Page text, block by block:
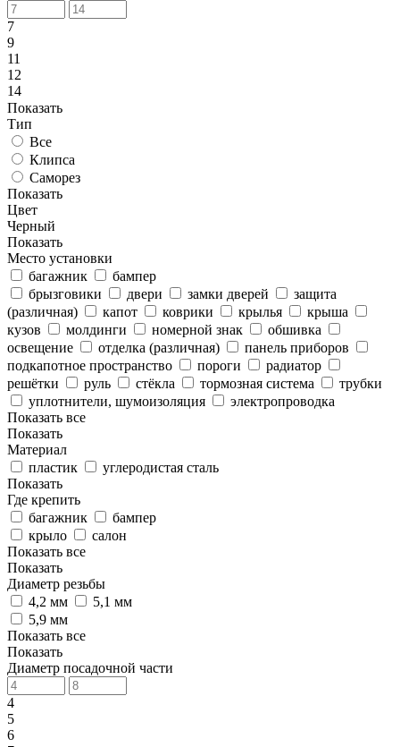
7
9
11
12
14
Показать
Тип
Все
Клипса
Саморез
Показать
Цвет
Черный
Показать
Место установки
багажник
бампер
брызговики
двери замки дверей
защита
(различная)
капот коврики крылья
крыша
кузов
молдинги номерной знак
обшивка
освещение
отделка (различная)
панель приборов
подкапотное пространство
пороги
радиатор
решётки
руль стёкла тормозная система
трубки
уплотнители, шумоизоляция
электропроводка
Показать все
Показать
Материал
пластик
углеродистая сталь
Показать
Где крепить
багажник
бампер
крыло
салон
Показать все
Показать
Диаметр резьбы
4,2 мм
5,1 мм
5,9 мм
Показать все
Показать
Диаметр посадочной части
4
5
6